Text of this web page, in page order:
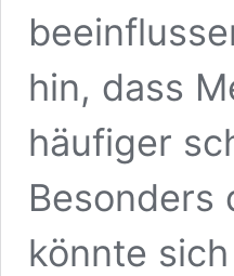
hin, dass
häufiger
Besonders
könnte